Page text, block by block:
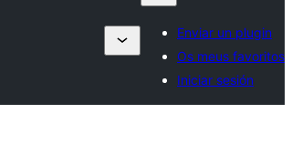
Enviar un plugin
Os meus favoritos
Iniciar sesión